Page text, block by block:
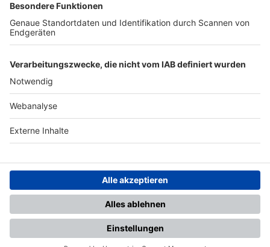
Nutzungsbedingungen Datenschutz Impressum